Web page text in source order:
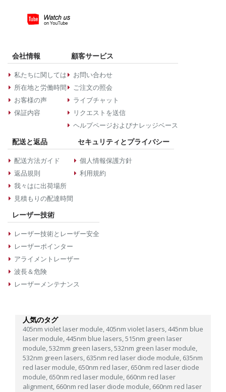
会社情報
私たちに関しては
所在地と労働時間
お客様の声
保証内容
顧客サービス
お問い合わせ
ご注文の照会
ライブチャット
リクエストを送信
ヘルプページおよびナレッジベース
配送と返品
配送方法ガイド
返品規則
我々はに出荷場所
見積もりの配達時間
セキュリティとプライバシー
個人情報保護方針
利用規約
レーザー技術
レーザー技術とレーザー安全
レーザーポインター
アライメントレーザー
波長＆危険
レーザーメンテナンス
人気のタグ
405nm violet laser module,405nm violet lasers,445nm blue
laser module,445nm blue lasers,515nm green laser
module,532mm green lasers,532nm green laser module,
532nm green lasers, 635nm red laser diode module, 635nm
red laser module, 650nm red laser, 650nm red laser diode
module, 650nm red laser module, 660nm red laser
alignment, 660nm red laser diode module, 660nm red laser